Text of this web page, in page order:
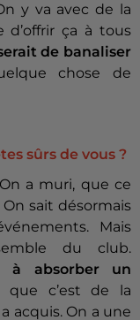
y va avec de la
ça à tous
de banaliser
chose de
sûrs de vous ?
a muri, que ce
sait désormais
Mais
du club.
à absorber un
que c’est de la
acquis. On a une